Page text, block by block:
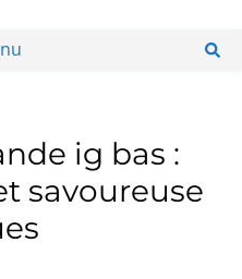
ig bas :
savoureuse